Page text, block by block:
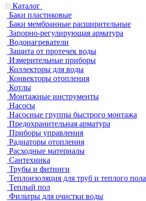
Каталог
Баки пластиковые
Баки мембранные расширительные
Запорно-регулирующая арматура
Водонагреватели
Защита от протечек воды
Измерительные приборы
Коллекторы для воды
Конвекторы отопления
Котлы
Монтажные инструменты
Насосы
Насосные группы быстрого монтажа
Предохранительная арматура
Приборы управления
Радиаторы отопления
Расходные материалы
Сантехника
Трубы и фитинги
Теплоизоляция для труб и теплого пола
Теплый пол
Фильтры для очистки воды